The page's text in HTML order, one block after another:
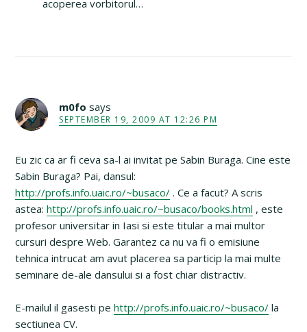
acoperea vorbitorul…
m0fo says
SEPTEMBER 19, 2009 AT 12:26 PM
Eu zic ca ar fi ceva sa-l ai invitat pe Sabin Buraga. Cine este
Sabin Buraga? Pai, dansul:
http://profs.info.uaic.ro/~busaco/ . Ce a facut? A scris
astea:http://profs.info.uaic.ro/~busaco/books.html , este
profesor universitar in Iasi si este titular a mai multor
cursuri despre Web. Garantez ca nu va fi o emisiune
tehnica intrucat am avut placerea sa particip la mai multe
seminare de-ale dansului si a fost chiar distractiv.
E-mailul il gasesti pehttp://profs.info.uaic.ro/~busaco/ la
sectiunea CV.